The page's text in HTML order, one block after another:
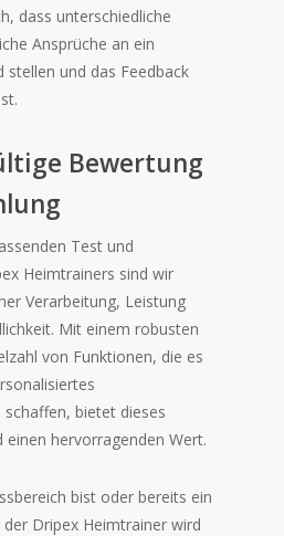
dass unterschiedliche
Ansprüche an ein
stellen und das Feedback
Bewertung
Test und
Heimtrainers sind wir
Verarbeitung, Leistung
Mit einem robusten
von Funktionen, die es
schaffen, bietet dieses
einen hervorragenden Wert.
bist oder bereits ein
Dripex Heimtrainer wird